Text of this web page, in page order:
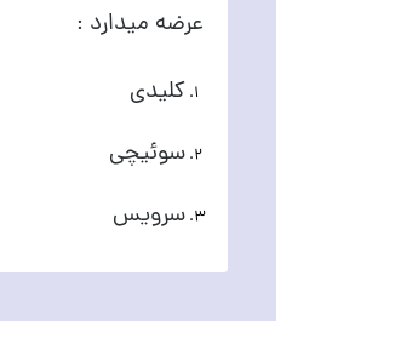
عرضه میدارد :
کلیدی
سوئیچی
سرویس